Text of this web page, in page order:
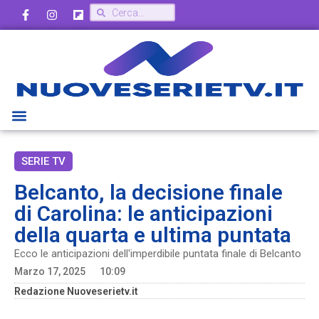
SERIE TV
Belcanto, la decisione finale
di Carolina: le anticipazioni
della quarta e ultima puntata
Ecco le anticipazioni dell'imperdibile puntata finale di Belcanto
Marzo 17, 2025
10:09
Redazione Nuoveserietv.it